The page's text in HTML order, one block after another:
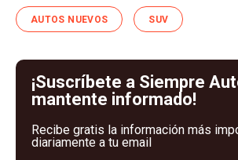
AUTOS NUEVOS SUV
¡Suscríbete a Siempre
mantente informado!
Recibe gratis la información más
diariamente a tu email